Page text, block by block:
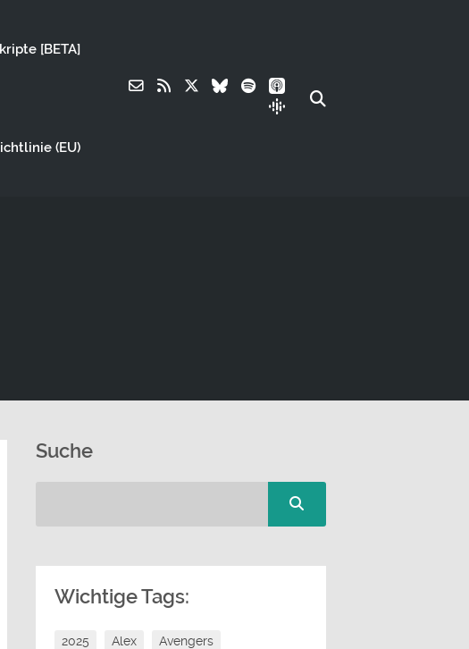
[BETA]
(EU)
Suche
Wichtige Tags:
2025 Alex Avengers